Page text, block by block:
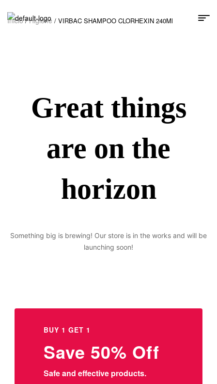
Inicio/Higiene / VIRBAC SHAMPOO CLORHEXIN 240Ml
Great things
are on the
horizon
Something big is brewing! Our store is in the works and will be
launching soon!
BUY 1 GET 1
Save 50% Off
Safe and effective products.